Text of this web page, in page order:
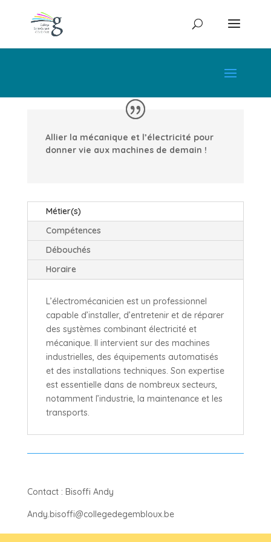
Allier la mécanique et l’électricité pour
donner vie aux machines de demain !
Métier(s)
Compétences
Débouchés
Horaire
L’électromécanicien est un professionnel
capable d’installer, d’entretenir et de réparer
des systèmes combinant électricité et
mécanique. Il intervient sur des machines
industrielles, des équipements automatisés
et des installations techniques. Son expertise
est essentielle dans de nombreux secteurs,
notamment l’industrie, la maintenance et les
transports.
Contact : Bisoffi Andy
Andy.bisoffi@collegedegembloux.be